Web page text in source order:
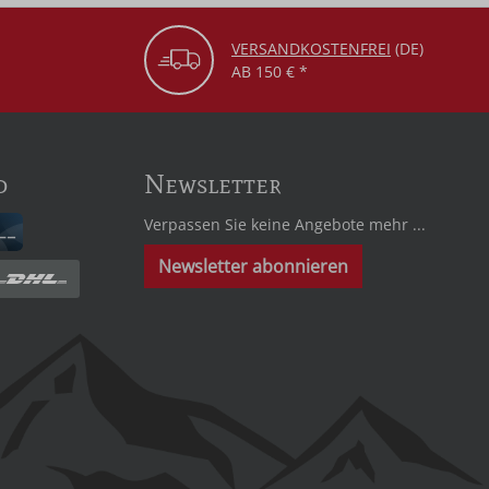
VERSANDKOSTENFREI (DE)
AB 150 € *
Newsletter
Verpassen Sie keine Angebote mehr ...
Newsletter abonnieren